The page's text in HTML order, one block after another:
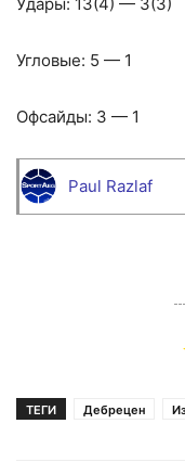
Угловые: 5 — 1
Офсайды: 3 — 1
Paul Razlaf
ТЕГИ Дебрецен